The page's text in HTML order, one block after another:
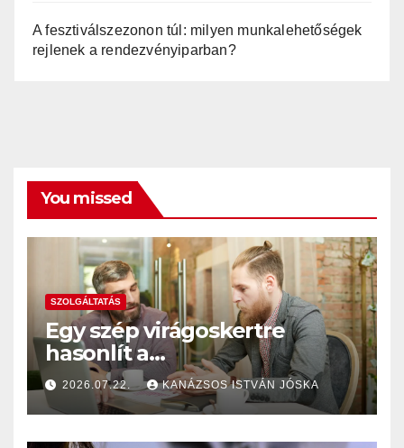
A fesztiválszezonon túl: milyen munkalehetőségek
rejlenek a rendezvényiparban?
You missed
SZOLGÁLTATÁS
Egy szép virágoskertre
hasonlít a
székhelyszolgáltatásuk
2026.07.22. KANÁZSOS ISTVÁN JÓSKA